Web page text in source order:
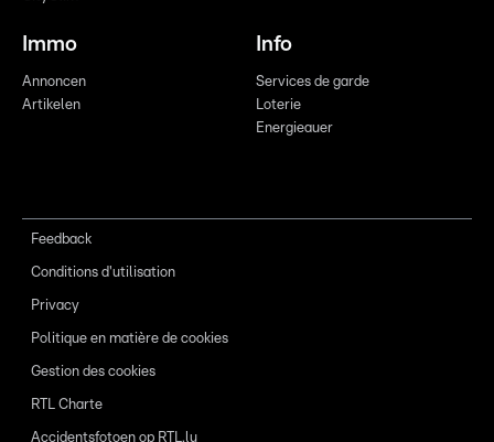
Immo
Annoncen
Artikelen
Info
Services de garde
Loterie
Energieauer
Feedback
Conditions d'utilisation
Privacy
Politique en matière de cookies
Gestion des cookies
RTL Charte
Accidentsfotoen op RTL.lu